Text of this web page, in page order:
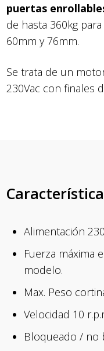
puertas
de hasta 360kg
60mm y 76mm.
Se trata de un
230Vac con finales
Alimentación
Fuerza máxima
modelo.
Max. Peso
Velocidad 10
Bloqueado / no